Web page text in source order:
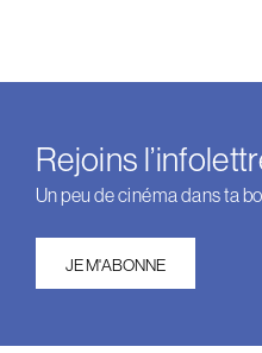
Rejoins
Un peu de cinéma dans ta
JE M'ABONNE